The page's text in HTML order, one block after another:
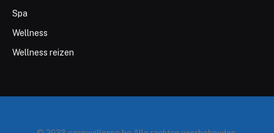
Spa
Wellness
Wellness reizen